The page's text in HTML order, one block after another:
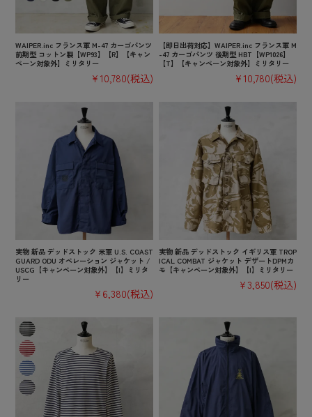
WAIPER.inc フランス軍 M-47 カーゴパンツ
前期型 コットン製【WP93】【R】【キャン
ペーン対象外】ミリタリー
¥10,780(税込)
【即日出荷対応】WAIPER.inc フランス軍 M
-47 カーゴパンツ 後期型 HBT【WP1026】
【T】【キャンペーン対象外】ミリタリー
¥10,780(税込)
実物 新品 デッドストック 米軍 U.S. COAST
GUARD ODU オペレーション ジャケット /
USCG【キャンペーン対象外】【I】ミリタ
リー
¥6,380(税込)
実物 新品 デッドストック イギリス軍 TROP
ICAL COMBAT ジャケット デザートDPMカ
モ【キャンペーン対象外】【I】ミリタリー
¥3,850(税込)